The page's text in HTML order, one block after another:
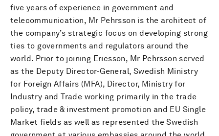
five years of experience in government and
telecommunication, Mr Pehrsson is the architect of
the company’s strategic focus on developing strong
ties to governments and regulators around the
world. Prior to joining Ericsson, Mr Pehrsson served
as the Deputy Director-General, Swedish Ministry
for Foreign Affairs (MFA), Director, Ministry for
Industry and Trade working primarily in the trade
policy, trade & investment promotion and EU Single
Market fields as well as represented the Swedish